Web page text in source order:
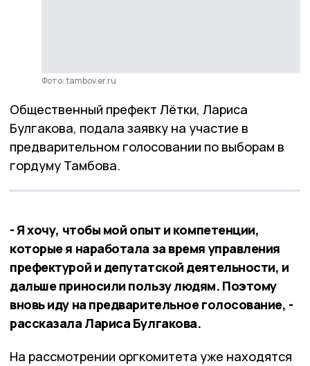
Фото: tambov.er.ru
Общественный префект Лётки, Лариса
Булгакова, подала заявку на участие в
предварительном голосовании по выборам в
гордуму Тамбова.
- Я хочу, чтобы мой опыт и компетенции,
которые я наработала за время управления
префектурой и депутатской деятельности, и
дальше приносили пользу людям. Поэтому
вновь иду на предварительное голосование, -
рассказала Лариса Булгакова.
На рассмотрении оргкомитета уже находятся